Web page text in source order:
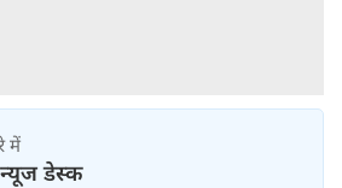
में
डेस्क